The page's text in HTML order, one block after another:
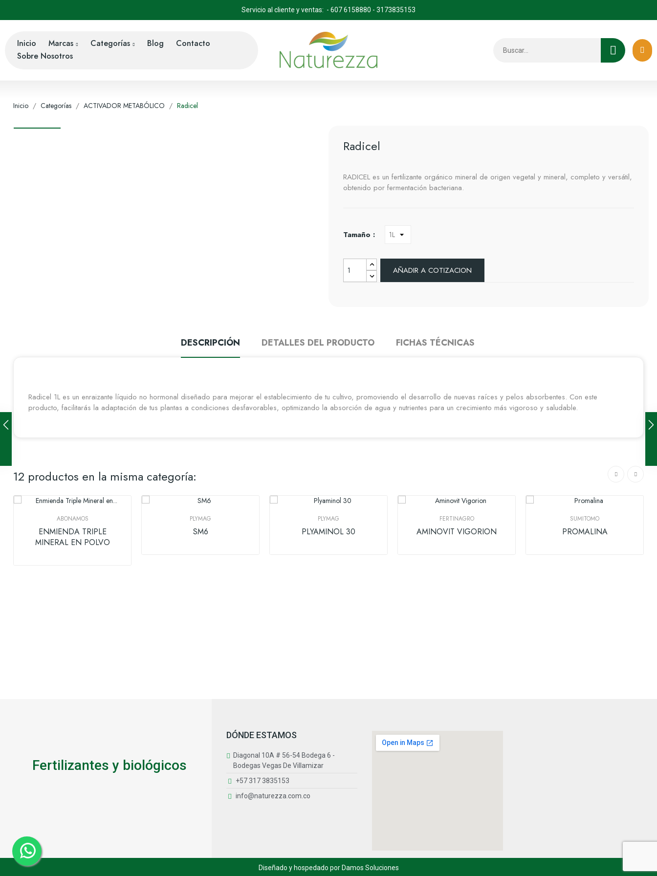
Servicio al cliente y ventas: - 607 6158880 - 3173835153
Inicio Marcas Categorías Blog
Contacto
Sobre Nosotros
Inicio Categorías ACTIVADOR METABÓLICO Radicel
Radicel
RADICEL es un fertilizante orgánico mineral de origen vegetal y mineral, completo y versátil,
obtenido por fermentación bacteriana.
Tamaño :
AÑADIR A COTIZACION
DESCRIPCIÓN DETALLES DEL PRODUCTO FICHAS TÉCNICAS
Radicel 1L es un enraizante líquido no hormonal diseñado para mejorar el establecimiento de tu cultivo, promoviendo el desarrollo de nuevas raíces y pelos absorbentes. Con este
producto, facilitarás la adaptación de tus plantas a condiciones desfavorables, optimizando la absorción de agua y nutrientes para un crecimiento más vigoroso y saludable.
12 productos en la misma categoría:
ABONAMOS
ENMIENDA TRIPLE
MINERAL EN POLVO
PLYMAG
SM6
PLYMAG
PLYAMINOL 30
FERTINAGRO
AMINOVIT VIGORION
SUMITOMO
PROMALINA
Fertilizantes y biológicos
DÓNDE ESTAMOS
Diagonal 10A # 56-54 Bodega 6 -
Bodegas Vegas De Villamizar
+57 317 3835153
info@naturezza.com.co
Diseñado y hospedado por Damos Soluciones